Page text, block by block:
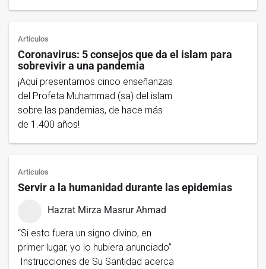
Artículos
Coronavirus: 5 consejos que da el islam para
sobrevivir a una pandemia
¡Aquí presentamos cinco enseñanzas
del Profeta Muhammad (sa) del islam
sobre las pandemias, de hace más
de 1.400 años!
Artículos
Servir a la humanidad durante las epidemias
Hazrat Mirza Masrur Ahmad
“Si esto fuera un signo divino, en
primer lugar, yo lo hubiera anunciado”
Instrucciones de Su Santidad acerca